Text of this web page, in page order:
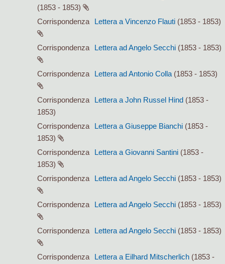
(1853 - 1853)
Corrispondenza
Lettera a Vincenzo Flauti (1853 - 1853)
Corrispondenza Lettera ad Angelo Secchi (1853 - 1853)
Corrispondenza Lettera ad Antonio Colla (1853 - 1853)
Corrispondenza Lettera a John Russel Hind (1853 -
1853)
Corrispondenza
Lettera a Giuseppe Bianchi (1853 -
1853)
Corrispondenza
Lettera a Giovanni Santini (1853 -
1853)
Corrispondenza
Lettera ad Angelo Secchi (1853 - 1853)
Corrispondenza Lettera ad Angelo Secchi (1853 - 1853)
Corrispondenza Lettera ad Angelo Secchi (1853 - 1853)
Corrispondenza Lettera a Eilhard Mitscherlich (1853 -